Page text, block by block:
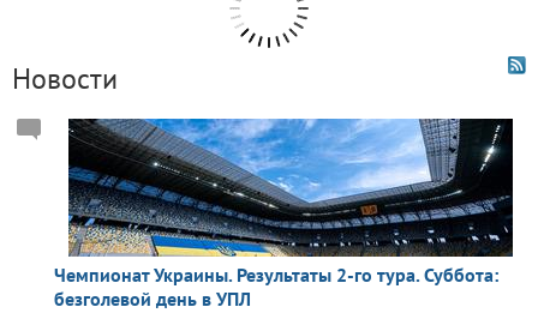
Новости
Чемпионат Украины. Результаты 2-го тура. Суббота:
безголевой день в УПЛ